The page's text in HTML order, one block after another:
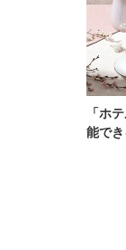
「ホ
能で